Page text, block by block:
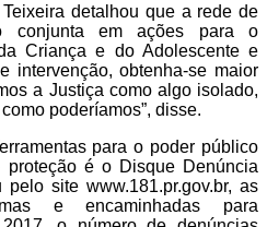
detalhou que a rede de
conjunta em ações para o
Criança e do Adolescente e
intervenção, obtenha-se maior
a Justiça como algo isolado,
poderíamos”, disse.
para o poder público
é o Disque Denúncia
site www.181.pr.gov.br, as
e encaminhadas para